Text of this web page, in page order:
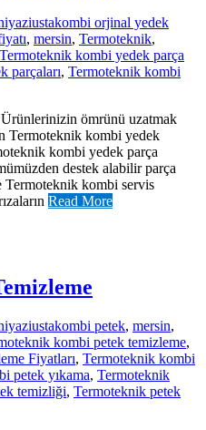
kombi orjinal yedek
, mersin, Termoteknik,
Termoteknik kombi yedek parça
parçaları, Termoteknik kombi
ömrünü uzatmak
Termoteknik kombi yedek
kombi yedek parça
destek alabilir parça
kombi servis
Read More
kombi petek, mersin,
kombi petek temizleme,
Fiyatları, Termoteknik kombi
petek yıkama, Termoteknik
temizliği, Termoteknik petek